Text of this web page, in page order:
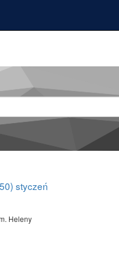
styczeń
Heleny